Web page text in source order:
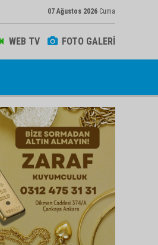
07 Ağustos 2026 Cuma
WEB TV FOTO GALERİ